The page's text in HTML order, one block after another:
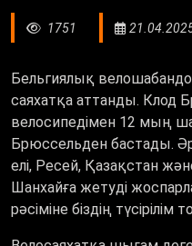
1751
Бельгиялық
саяхатқа аттанды. Клод
велосипедімен 12 мың
Брюссельден бастады.
елі, Ресей, Қазақстан
Шанхайға жетуді
рәсіміне біздің